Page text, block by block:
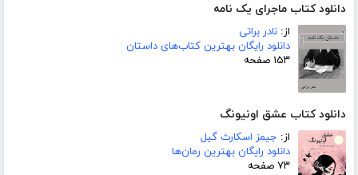
دانلود کتاب ماجرای یک نامه
از: نادر براتی
دانلود رایگان بهترین کتاب‌های داستان
۱۵۳ صفحه
دانلود کتاب عشق اونیونگ
از: جیمز اسکارث گیل
دانلود رایگان بهترین رمان‌ها
۷۳ صفحه